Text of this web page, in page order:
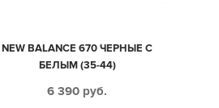
NEW BALANCE 670 ЧЕРНЫЕ С
БЕЛЫМ (35-44)
6 390 руб.